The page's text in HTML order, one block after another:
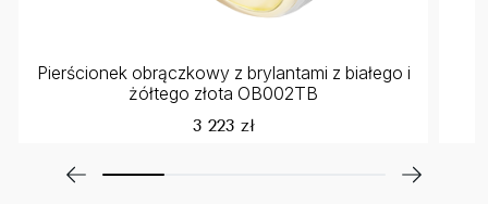
Pierścionek obrączkowy z brylantami z białego i
żółtego złota OB002TB
3 223 zł